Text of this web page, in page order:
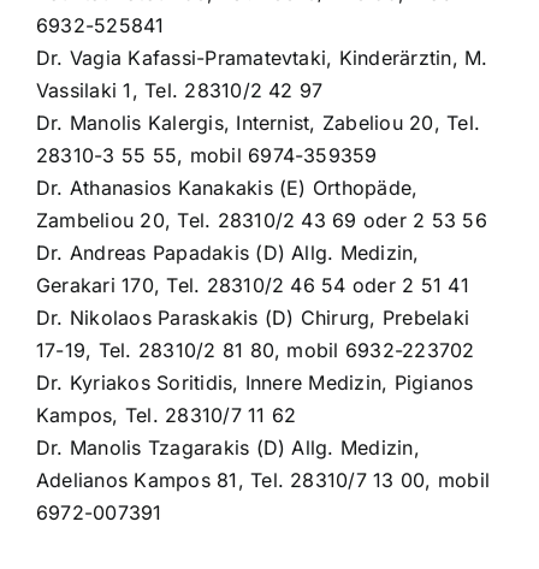
6932-525841
Dr. Vagia Kafassi-Pramatevtaki, Kinderärztin, M.
Vassilaki 1, Tel. 28310/2 42 97
Dr. Manolis Kalergis, Internist, Zabeliou 20, Tel.
28310-3 55 55, mobil 6974-359359
Dr. Athanasios Kanakakis (E) Orthopäde,
Zambeliou 20, Tel. 28310/2 43 69 oder 2 53 56
Dr. Andreas Papadakis (D) Allg. Medizin,
Gerakari 170, Tel. 28310/2 46 54 oder 2 51 41
Dr. Nikolaos Paraskakis (D) Chirurg, Prebelaki
17-19, Tel. 28310/2 81 80, mobil 6932-223702
Dr. Kyriakos Soritidis, Innere Medizin, Pigianos
Kampos, Tel. 28310/7 11 62
Dr. Manolis Tzagarakis (D) Allg. Medizin,
Adelianos Kampos 81, Tel. 28310/7 13 00, mobil
6972-007391